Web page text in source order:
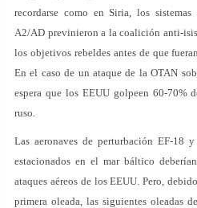
recordarse como en Siria, los
A2/AD previnieron a la coalición anti-
los objetivos rebeldes antes de que
En el caso de un ataque de la OTAN
espera que los EEUU golpeen 60-70%
ruso.
Las aeronaves de perturbación EF-18
estacionados en el mar báltico
ataques aéreos de los EEUU. Pero,
primera oleada, las siguientes oleadas